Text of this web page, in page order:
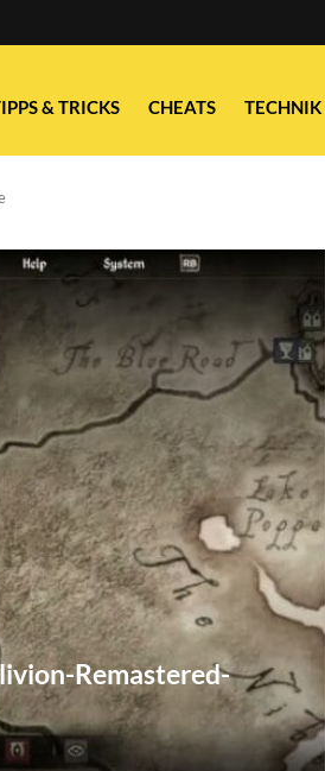
& TRICKS CHEATS TECHNIK
Remastered-